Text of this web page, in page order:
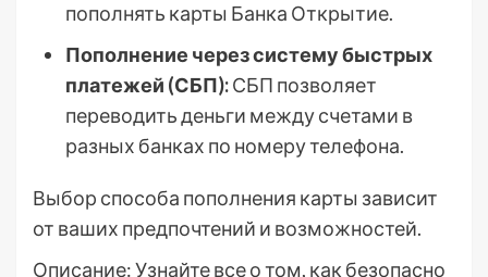
пополнять карты Банка Открытие.
Пополнение через систему быстрых
платежей (СБП):СБП позволяет
переводить деньги между счетами в
разных банках по номеру телефона.
Выбор способа пополнения карты зависит
от ваших предпочтений и возможностей.
Описание: Узнайте все о том, как безопасно